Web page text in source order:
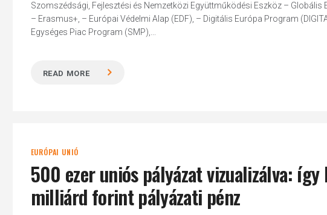
Szomszédsági, Fejlesztési és Nemzetközi Együttműködési Eszköz – Globális
– Erasmus+, – Európai Védelmi Alap (EDF), – Digitális Európa Program
Egységes Piac Program (SMP),...
READ MORE
EURÓPAI UNIÓ
500 ezer uniós pályázat vizualizálva:
milliárd forint pályázati pénz